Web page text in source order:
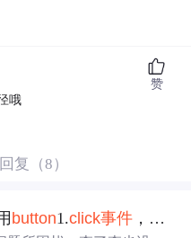
哦
赞
复（8）
button1.click事件 ，怎么